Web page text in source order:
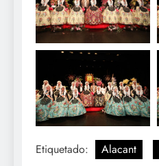
Etiquetado: Alacant